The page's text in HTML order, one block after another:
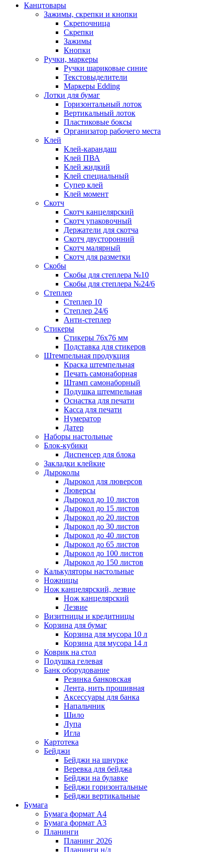
Канцтовары
Зажимы, скрепки и кнопки
Скрепочница
Скрепки
Зажимы
Кнопки
Ручки, маркеры
Ручки шариковые синие
Текстовыделители
Маркеры Edding
Лотки для бумаг
Горизонтальный лоток
Вертикальный лоток
Пластиковые боксы
Организатор рабочего места
Клей
Клей-карандаш
Клей ПВА
Клей жидкий
Клей специальный
Супер клей
Клей момент
Скотч
Скотч канцелярский
Скотч упаковочный
Держатели для скотча
Скотч двусторонний
Скотч малярный
Скотч для разметки
Скобы
Скобы для степлера №10
Скобы для степлера №24/6
Степлер
Степлер 10
Степлер 24/6
Анти-степлер
Стикеры
Стикеры 76x76 мм
Подставка для стикеров
Штемпельная продукция
Краска штемпельная
Печать самонаборная
Штамп самонаборный
Подушка штемпельная
Оснастка для печати
Касса для печати
Нумератор
Датер
Наборы настольные
Блок-кубики
Диспенсер для блока
Закладки клейкие
Дыроколы
Дырокол для люверсов
Люверсы
Дырокол до 10 листов
Дырокол до 15 листов
Дырокол до 20 листов
Дырокол до 30 листов
Дырокол до 40 листов
Дырокол до 65 листов
Дырокол до 100 листов
Дырокол до 150 листов
Калькуляторы настольные
Ножницы
Нож канцелярский, лезвие
Нож канцелярский
Лезвие
Визитницы и кредитницы
Корзина для бумаг
Корзина для мусора 10 л
Корзина для мусора 14 л
Коврик на стол
Подушка гелевая
Банк оборудование
Резинка банковская
Лента, нить прошивная
Аксессуары для банка
Напальчник
Шило
Лупа
Игла
Картотека
Бейджи
Бейджи на шнурке
Веревка для бейджа
Бейджи на булавке
Бейджи горизонтальные
Бейджи вертикальные
Бумага
Бумага формат А4
Бумага формат А3
Планинги
Планинг 2026
Планинги н/д